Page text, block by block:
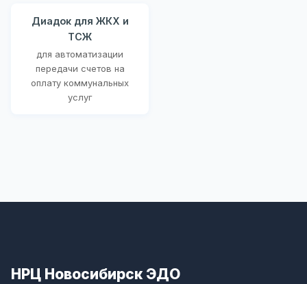
Диадок для ЖКХ и
ТСЖ
для автоматизации
передачи счетов на
оплату коммунальных
услуг
НРЦ Новосибирск ЭДО